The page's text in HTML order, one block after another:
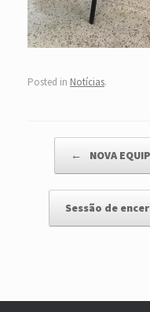
Posted in Notícias.
← NOVA
Sessão de